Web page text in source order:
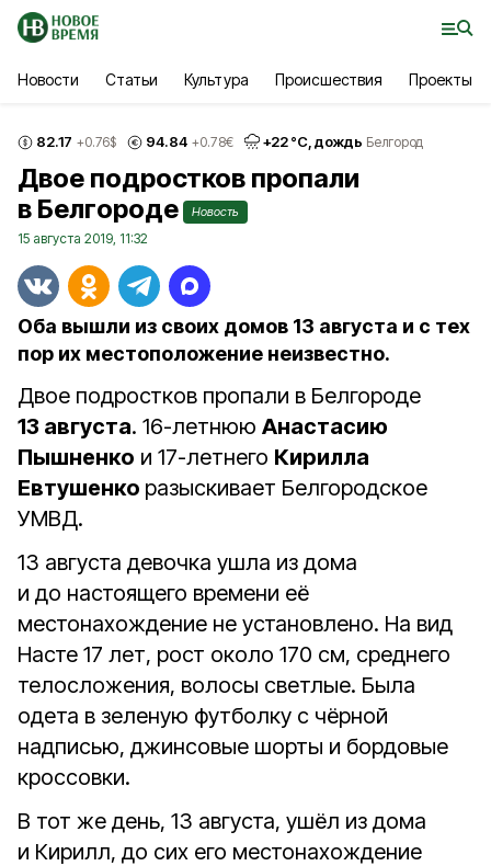
Новости Статьи Культура Происшествия Проекты
82.17 +0.76$ 94.84 +0.78€ +22°С, дождь Белгород
Двое подростков пропали
в Белгороде
Новость
15 августа 2019, 11:32
Оба вышли из своих домов 13 августа и с тех
пор их местоположение неизвестно.
Двое подростков пропали в Белгороде
13 августа. 16-летнюю Анастасию
Пышненко и 17-летнего Кирилла
Евтушенко разыскивает Белгородское
УМВД.
13 августа девочка ушла из дома
и до настоящего времени её
местонахождение не установлено. На вид
Насте 17 лет, рост около 170 см, среднего
телосложения, волосы светлые. Была
одета в зеленую футболку с чёрной
надписью, джинсовые шорты и бордовые
кроссовки.
В тот же день, 13 августа, ушёл из дома
и Кирилл, до сих его местонахождение